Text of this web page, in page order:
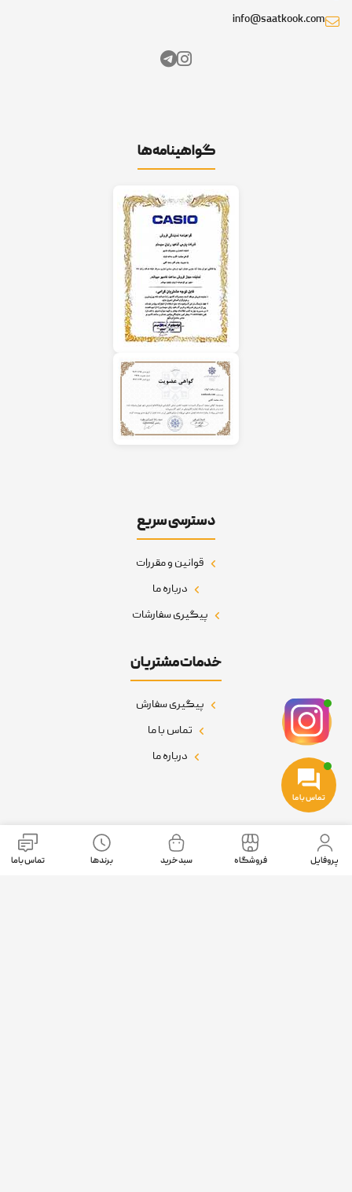
info@saatkook.com
گواهینامه‌ها
دسترسی سریع
قوانین و مقررات
درباره ما
پیگیری سفارشات
خدمات مشتریان
پیگیری سفارش
تماس با ما
درباره ما
نمادهای اعتماد
پروفایل فروشگاه سبد خرید برندها تماس باما
تماس با ما